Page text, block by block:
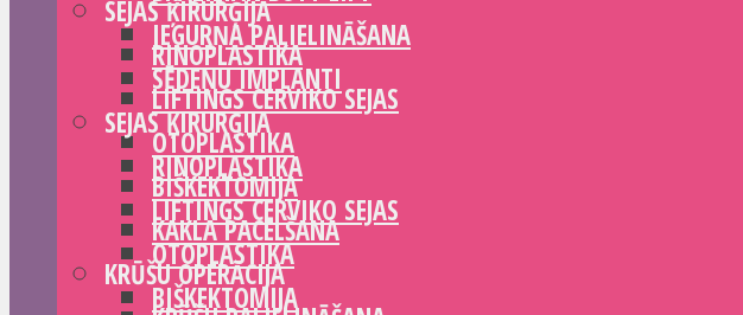
SEJAS ĶIRURĢIJA
RINOPLASTIKA
LIFTINGS CERVIKO SEJAS
OTOPLASTIKA
BIŠKEKTOMIJA
KAKLA PACELŠANA
KRŪŠU OPERĀCIJA
IEGURŅA PALIELINĀŠANA
SĒDEŅU IMPLANTI
SEJAS ĶIRURĢIJA
RINOPLASTIKA
LIFTINGS CERVIKO SEJAS
OTOPLASTIKA
BIŠKEKTOMIJA